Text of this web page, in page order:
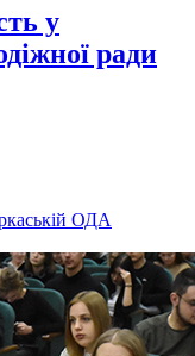
у
ради
ОДА